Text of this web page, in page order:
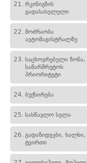
21. რკინიგზის
გადასასვლელი
22. მოძრაობა
ავტომაგისტრალზე
23. საცხოვრებელი ზონა,
სამარშრუტოს
პრიორიტეტი
24. ბუქსირება
25. სასწავლო სვლა
26. გადაზიდვები, ხალხი,
ტვირთი